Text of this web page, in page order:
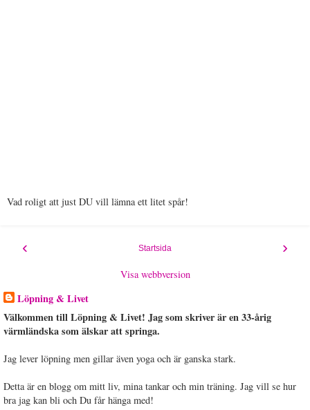
Vad roligt att just DU vill lämna ett litet spår!
‹ ›
Startsida
Visa webbversion
Löpning & Livet
Välkommen till Löpning & Livet! Jag som skriver är en 33-årig
värmländska som älskar att springa.
Jag lever löpning men gillar även yoga och är ganska stark.
Detta är en blogg om mitt liv, mina tankar och min träning. Jag vill se hur
bra jag kan bli och Du får hänga med!